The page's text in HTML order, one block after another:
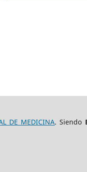
DE MEDICINA. Siendo